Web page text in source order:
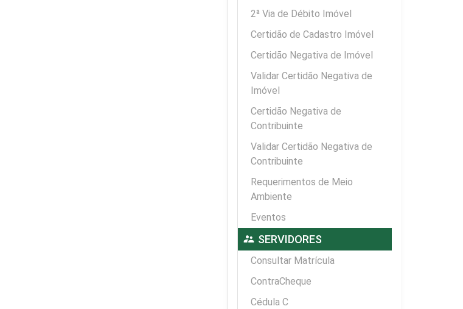
2ª Via de Débito Imóvel
Certidão de Cadastro Imóvel
Certidão Negativa de Imóvel
Validar Certidão Negativa de
Imóvel
Certidão Negativa de
Contribuinte
Validar Certidão Negativa de
Contribuinte
Requerimentos de Meio
Ambiente
Eventos
supervisor_account SERVIDORES
Consultar Matrícula
ContraCheque
Cédula C